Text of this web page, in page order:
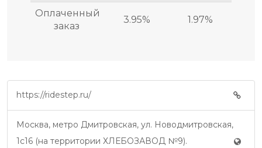
Оплаченный
заказ
3.95% 1.97%
https://ridestep.ru/
Москва, метро Дмитровская, ул. Новодмитровская,
1с16 (на территории ХЛЕБОЗАВОД №9).